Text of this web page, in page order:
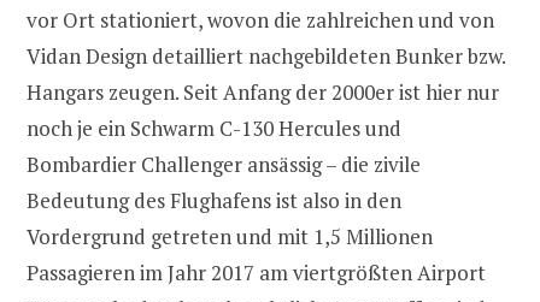
vor Ort stationiert, wovon die zahlreichen und von
Vidan Design detailliert nachgebildeten Bunker bzw.
Hangars zeugen. Seit Anfang der 2000er ist hier nur
noch je ein Schwarm C-130 Hercules und
Bombardier Challenger ansässig – die zivile
Bedeutung des Flughafens ist also in den
Vordergrund getreten und mit 1,5 Millionen
Passagieren im Jahr 2017 am viertgrößten Airport